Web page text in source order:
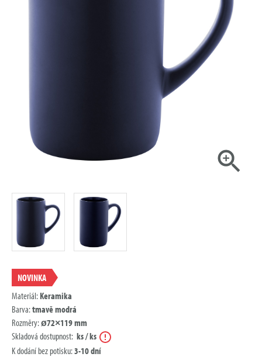
NOVINKA
Materiál: Keramika
Barva:tmavě modrá
Rozměry:ø72×119 mm
Skladová dostupnost: ks / ks
K dodání bez potisku:3-10 dní